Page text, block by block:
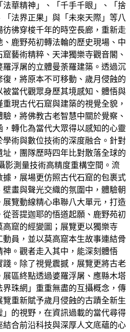
華精神」、「千手千眼」、「捨
法界正果」與「未來天際」等八
彿穿梭千年的時空長廊，重新走
鹿野苑初轉法輪的歷史現場、中
藝術精粹、天津獨樂寺觀音閣、
浮屠的立體曼荼羅建築。透過沉
，將原本不可移動、歲月侵蝕的
當代觀眾身歷其境感知、體悟與
現古代石窟與建築的視覺全貌，
，將佛教古老智慧中關於覺察、
轉化為當代大眾得以感知的心靈
術與數位技術的深度融合。針對
，團隊歷時四年比對散落全球的
影測量技術高精度重構空間。流
，展場更仿照古代石窟的包裹式
畫與聲光交織的氛圍中，體驗朝
覽動線精心串聯八大單元，打造
菩提迦耶的悟道起願、鹿野苑初
窟的經變圖；展覽更以獨樂寺
動員，並以莫高窟本生故事連結骨
。觀者走入其中，能深刻體悟
踐。除了視覺震撼，展覽更將古老
區終點透過婆羅浮屠、應縣木塔
珠網」重重無盡的互攝概念，傳
重新賦予歲月侵蝕的古蹟全新生
的視野，在資訊過載的當代尋得
合前沿科技與深厚人文底蘊的心